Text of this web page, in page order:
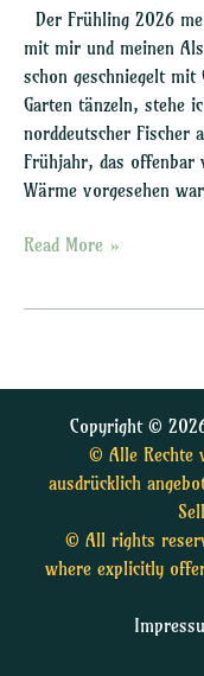
Der Frühling 2026
mit mir und meinen
schon geschniegelt mit
Garten tänzeln, stehe
norddeutscher Fischer
Frühjahr, das offenbar
Wärme vorgesehen
Read More »
Copyright ©
© Alle Rechte
ausdrücklich
© All rights
where explicitly